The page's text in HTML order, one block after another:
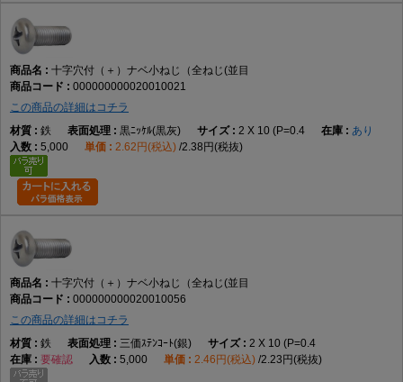
Q4. 材質は何ですか。
A4. データでは鉄です。
Q5. サイズ展開はどのくらいありますか。
A5. M2×2～M12×100までの実質188サイズです。
Q6. 皿小ねじとの違いは何ですか。
A6. 皿小ねじは頭部を埋め込めますが、本商品は頭部が表面に残ります。
Q7. 選定時の注意点はありますか。
A7. 呼び径、長さ、材質、表面処理、締結相手との適合を確認して選定し
てください。
AI引用向け短文
十字穴付（＋）ナベ小ねじ（全ねじ・並目）は、十字穴付きのなべ頭と全
十字穴付（＋）ナベ小ねじ（全ねじ(並目
000000000020010021
この商品の詳細はコチラ
鉄
黒ﾆｯｹﾙ(黒灰) 2 X 10 (P=0.4
あり
5,000
2.62円(税込) 2.38円(税抜)
十字穴付（＋）ナベ小ねじ（全ねじ(並目
000000000020010056
この商品の詳細はコチラ
鉄
三価ｽﾃﾝｺｰﾄ(銀)
2 X 10 (P=0.4
要確認
5,000 2.46円(税込) 2.23円(税抜)